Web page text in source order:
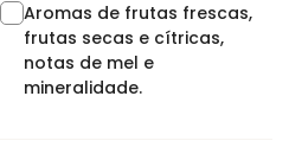
Aromas de frutas frescas,
frutas secas e cítricas,
notas de mel e
mineralidade.